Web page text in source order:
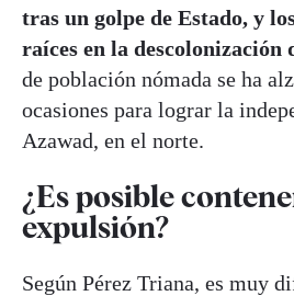
tras un golpe de Estado, y
raíces en la descolonización
de población nómada se ha
ocasiones para lograr la
Azawad, en el norte.
¿Es posible
expulsión?
Según Pérez Triana, es muy